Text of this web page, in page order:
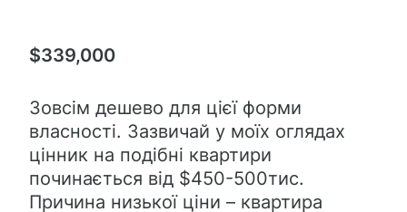
$339,000
Зовсім дешево для цієї форми
власності. Зазвичай у моїх оглядах
цінник на подібні квартири
починається від $450-500тис.
Причина низької ціни – квартира